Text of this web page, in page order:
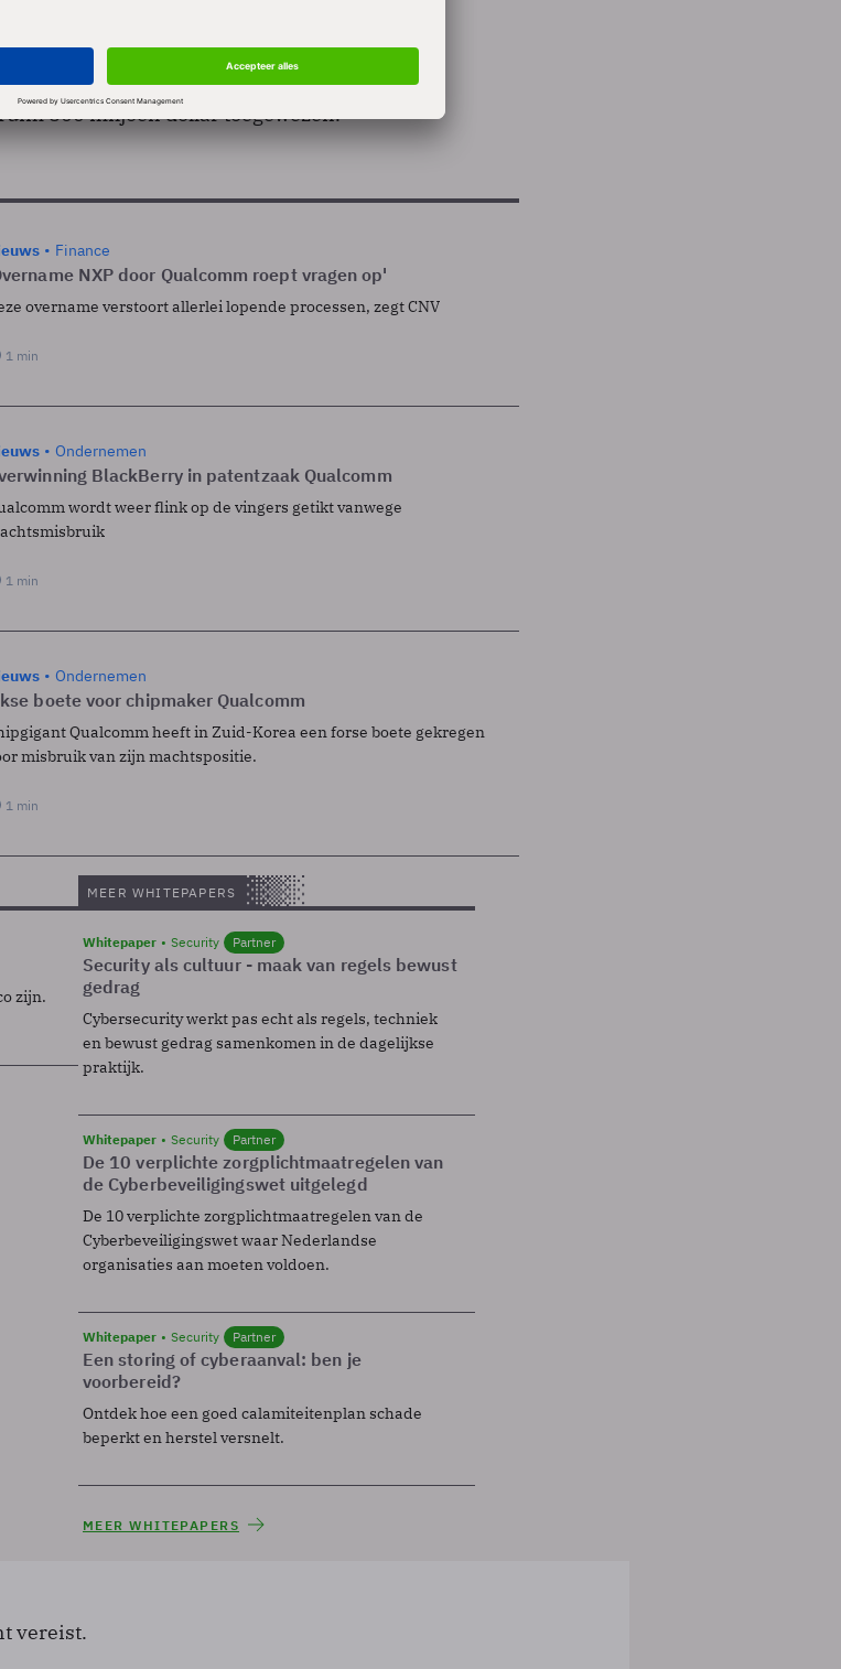
die de licentietarieven van Qualcomm
stapte ook al naar de rechter om te
Dat lukte, eerder deze maand kreeg het
800 miljoen dollar toegewezen.
Finance
NXP door Qualcomm roept vragen op'
overname verstoort allerlei lopende processen, zegt CNV
1 min
Ondernemen
BlackBerry in patentzaak Qualcomm
wordt weer flink op de vingers getikt vanwege
1 min
Ondernemen
boete voor chipmaker Qualcomm
Qualcomm heeft in Zuid-Korea een forse boete gekregen
misbruik van zijn machtspositie.
1 min
zijn.
MEER WHITEPAPERS
Whitepaper Security Partner
Security als cultuur - maak van regels bewust
gedrag
Cybersecurity werkt pas echt als regels, techniek
en bewust gedrag samenkomen in de dagelijkse
praktijk.
Whitepaper Security Partner
De 10 verplichte zorgplichtmaatregelen van
de Cyberbeveiligingswet uitgelegd
De 10 verplichte zorgplichtmaatregelen van de
Cyberbeveiligingswet waar Nederlandse
organisaties aan moeten voldoen.
Whitepaper Security Partner
Een storing of cyberaanval: ben je
voorbereid?
Ontdek hoe een goed calamiteitenplan schade
beperkt en herstel versnelt.
MEER WHITEPAPERS
vereist.